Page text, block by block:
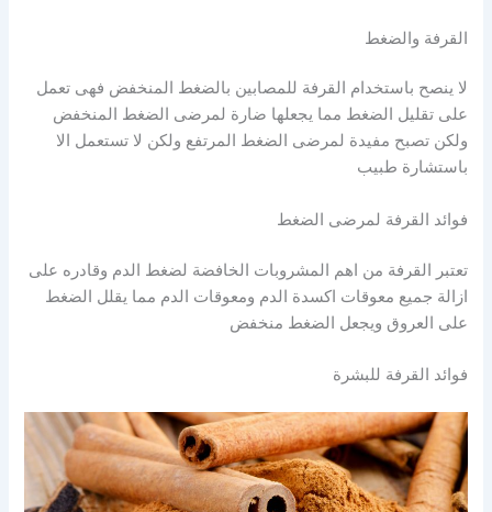
القرفة والضغط
لا ينصح باستخدام القرفة للمصابين بالضغط المنخفض فهى تعمل
على تقليل الضغط مما يجعلها ضارة لمرضى الضغط المنخفض
ولكن تصبح مفيدة لمرضى الضغط المرتفع ولكن لا تستعمل الا
باستشارة طبيب
فوائد القرفة لمرضى الضغط
تعتبر القرفة من اهم المشروبات الخافضة لضغط الدم وقادره على
ازالة جميع معوقات اكسدة الدم ومعوقات الدم مما يقلل الضغط
على العروق ويجعل الضغط منخفض
فوائد القرفة للبشرة